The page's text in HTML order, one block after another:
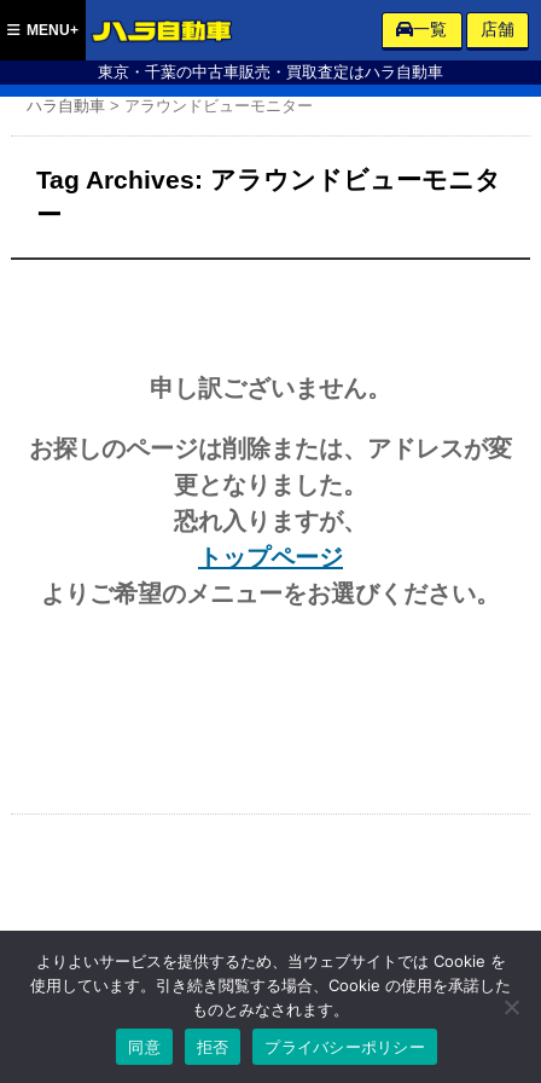
東京・千葉の中古車販売・買取査定はハラ自動車
MENU+ 一覧 店舗
ハラ自動車 > アラウンドビューモニター
Tag Archives: アラウンドビューモニタ
ー
申し訳ございません。
お探しのページは削除または、アドレスが変
更となりました。
恐れ入りますが、
トップページ
よりご希望のメニューをお選びください。
Copyright © ハラ自動車 All rights resereved.
よりよいサービスを提供するため、当ウェブサイトでは Cookie を
使用しています。引き続き閲覧する場合、Cookie の使用を承諾した
ものとみなされます。
同意
拒否 プライバシーポリシー